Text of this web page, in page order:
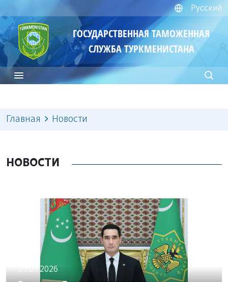
Русский
ГОСУДАРСТВЕННАЯ ТАМОЖЕННАЯ
СЛУЖБА ТУРКМЕНИСТАНА
Главная Новости
НОВОСТИ
05.03.2026